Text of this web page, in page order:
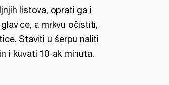
listova, oprati ga i
a mrkvu očistiti,
Staviti u šerpu naliti
i kuvati 10-ak minuta.